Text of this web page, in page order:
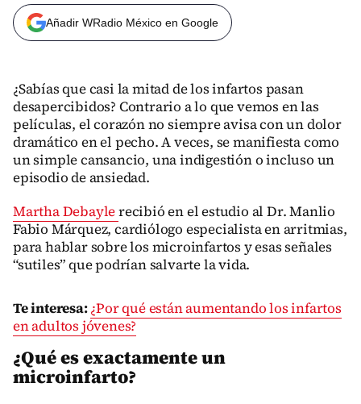
Añadir WRadio México en Google
¿Sabías que casi la mitad de los infartos pasan
desapercibidos? Contrario a lo que vemos en las
películas, el corazón no siempre avisa con un dolor
dramático en el pecho. A veces, se manifiesta como
un simple cansancio, una indigestión o incluso un
episodio de ansiedad.
Martha Debaylerecibió en el estudio al Dr. Manlio
Fabio Márquez, cardiólogo especialista en arritmias,
para hablar sobre los microinfartos y esas señales
“sutiles” que podrían salvarte la vida.
Te interesa:¿Por qué están aumentando los infartos
en adultos jóvenes?
¿Qué es exactamente un
microinfarto?